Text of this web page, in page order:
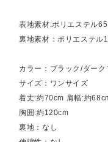
表地素材:ポリエステル
裏地素材：ポリエステル
カラー：ブラック/ダー
サイズ：ワンサイズ
着丈:約70cm 肩幅:約
胸囲:約120cm
裏地：なし